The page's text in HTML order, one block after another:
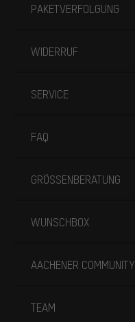
PAKETVERFOLGUNG
WIDERRUF
SERVICE
FAQ
GRÖSSENBERATUNG
WUNSCHBOX
AACHENER COMMUNITY
TEAM